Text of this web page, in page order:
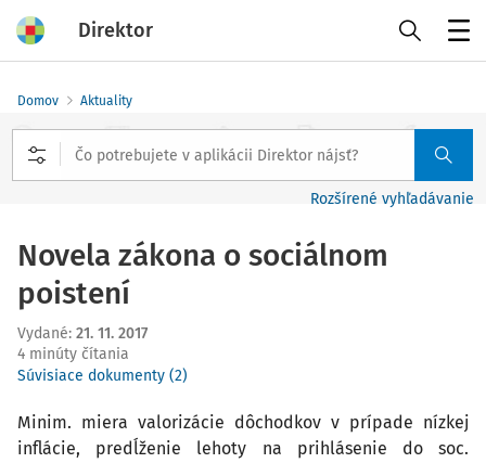
Direktor
Domov Aktuality
Rozšírené vyhľadávanie
Novela zákona o sociálnom
poistení
Vydané: 21. 11. 2017
4 minúty čítania
Súvisiace dokumenty (2)
Minim. miera valorizácie dôchodkov v prípade nízkej
inflácie, predĺženie lehoty na prihlásenie do soc.